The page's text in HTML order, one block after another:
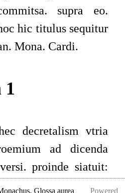
supra eo.
hic titulus sequitur
Mona. Cardi.
1
decretalism vtria
ad dicenda
proinde siatuit:
, Glossa aurea Powered